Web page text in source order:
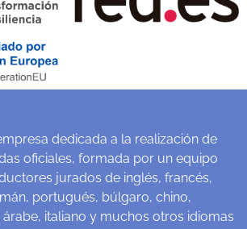
dedicada a la realización de
oficiales, formada por un equipo
jurados de inglés, francés,
portugués, búlgaro, chino,
italiano y muchos otros idiomas